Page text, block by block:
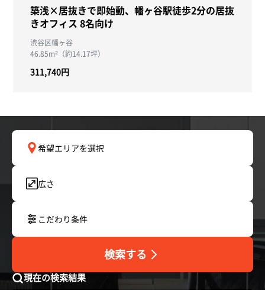
築浅×居抜きで即始動、幡ヶ谷駅徒歩2分の居抜
きオフィス 8名向け
渋谷区幡ヶ谷
46.85m²（約14.17坪）
311,740円
希望エリアを選択
広さ
こだわり条件
検索する
現在の検索結果